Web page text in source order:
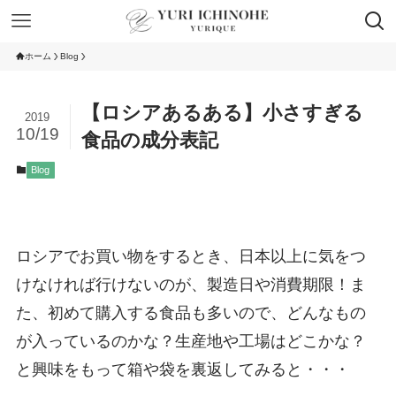
ホーム Blog
【ロシアあるある】小さすぎる
食品の成分表記
2019
10/19
Blog
ロシアでお買い物をするとき、日本以上に気をつ
けなければ行けないのが、製造日や消費期限！ま
た、初めて購入する食品も多いので、どんなもの
が入っているのかな？生産地や工場はどこかな？
と興味をもって箱や袋を裏返してみると・・・